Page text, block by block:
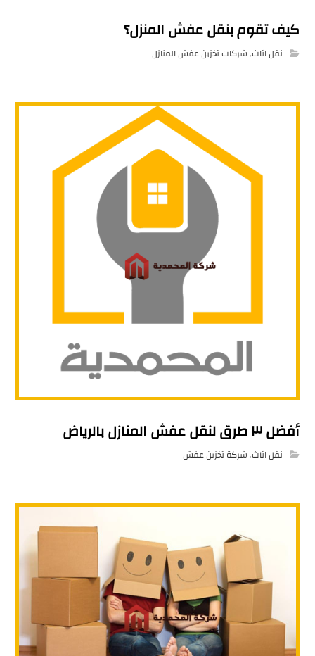
كيف تقوم بنقل عفش المنزل؟
نقل اثاث, شركات تخزين عفش المنازل
أفضل ٣ طرق لنقل عفش المنازل بالرياض
نقل اثاث, شركة تخزين عفش